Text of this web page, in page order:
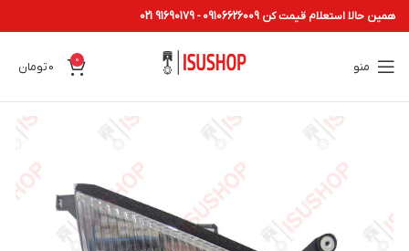
همین حالا استعلام قیمت کن 09106626009 - 91690179 021
منو 0
0تومان